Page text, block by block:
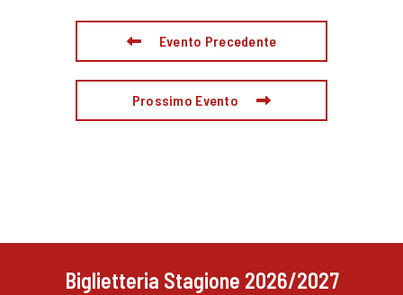
Evento Precedente
Prossimo Evento
Biglietteria Stagione 2026/2027